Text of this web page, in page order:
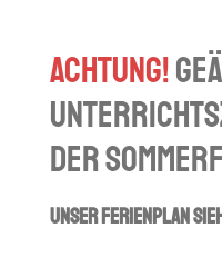
ACHTUNG!
der
Unser Ferienplan